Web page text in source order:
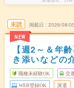
未読
NEW
掲載日 2026/08/05
【週2～＆年
き添いなどの
職種未経験OK 交
WEB登録OK 派遣